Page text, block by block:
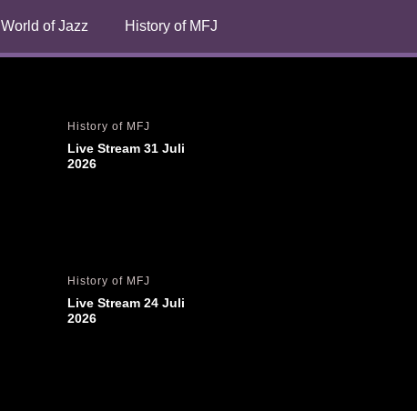
World of Jazz History of MFJ
History of MFJ
Live Stream 31 Juli
2026
History of MFJ
Live Stream 24 Juli
2026